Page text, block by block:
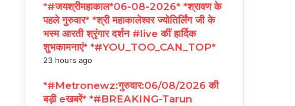
*#जयश्रीमहाकाल*06-08-2026* *श्रावण के
पहले गुरुवार* *श्री महाकालेश्वर ज्योतिर्लिंग जी के
भस्म आरती श्रृंगार दर्शन #live कीं हार्दिक
शुभकामनाएं* *#YOU_TOO_CAN_TOP*
23 hours ago
*#Metronewz:गुरुवार:06/08/2026 की
बड़ी eखबरें* *#BREAKING-Tarun